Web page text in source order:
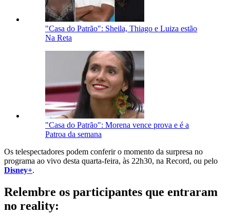
"Casa do Patrão": Sheila, Thiago e Luiza estão
Na Reta
"Casa do Patrão": Morena vence prova e é a
Patroa da semana
Os telespectadores podem conferir o momento da surpresa no
programa ao vivo desta quarta-feira, às 22h30, na Record, ou pelo
Disney+.
Relembre os participantes que entraram
no reality: